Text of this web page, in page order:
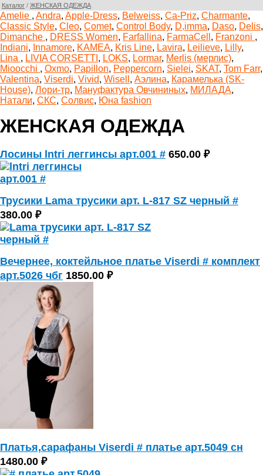
Каталог / ЖЕНСКАЯ ОДЕЖДА
Amelie , Andra, Apple-Dress, Belweiss, Ca-Priz, Charmante,
Classic Style, Cleo, Comet, Control Body, D,imma, Daso, Delis,
Dimanche , DRESS Women, Farfallina, FarmaCell , Franzoni ,
Indiani, Innamore, KAMEA, Kris Line, Lavira, Leilieve, Lilly,
Lina , LIVIA CORSETTI , LOKS, Lormar, Merlis (мерлис),
Mioocchi , Oxmo, Papillon, Peppercorn, Sielei, SKAT, Tom Farr,
Valentina, Viserdi, Vivid, Wisell , Аэлина, Карамелька (SK-
House), Лори-тр, Мануфактура Овчининых, МИЛАДА,
Натали, СКС, Солвис, Юна fashion
ЖЕНСКАЯ ОДЕЖДА
Лосины lntri леггинсы арт.001 # 650.00 ₽
Трусики Lama трусики арт. L-817 SZ черный #
380.00 ₽
Вечернее, коктейльное платье Viserdi # комплект
арт.5026 чбг 1850.00 ₽
Платья,сарафаны Viserdi # платье арт.5049 сн
1480.00 ₽